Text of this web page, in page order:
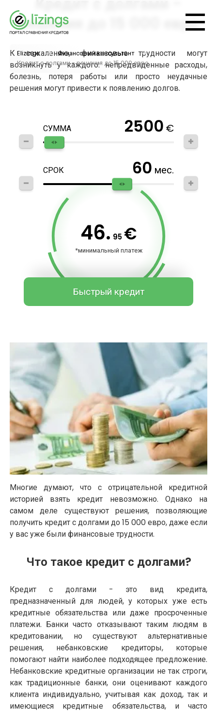
Elizings
Финансовый консультант
Кредит с долгами - решения до 15 000 евро
решения до 15 000 евро
К сожалению, финансовые трудности могут
возникнуть у каждого: непредвиденные расходы,
болезнь, потеря работы или просто неудачные
решения могут привести к появлению долгов.
СУММА 2500 €
СРОК 60 мес.
46. 95 €
*минимальный платеж
Быстрый кредит
Многие думают, что с отрицательной кредитной
историей взять кредит невозможно. Однако на
самом деле существуют решения, позволяющие
получить кредит с долгами до 15 000 евро, даже если
у вас уже были финансовые трудности.
Что такое кредит с долгами?
Кредит с долгами - это вид кредита,
предназначенный для людей, у которых уже есть
кредитные обязательства или даже просроченные
платежи. Банки часто отказывают таким людям в
кредитовании, но существуют альтернативные
решения, небанковские кредиторы, которые
помогают найти наиболее подходящее предложение.
Небанковские кредитные организации не так строги,
как традиционные банки, они оценивают каждого
клиента индивидуально, учитывая как доход, так и
имеющиеся кредитные обязательства, и часто